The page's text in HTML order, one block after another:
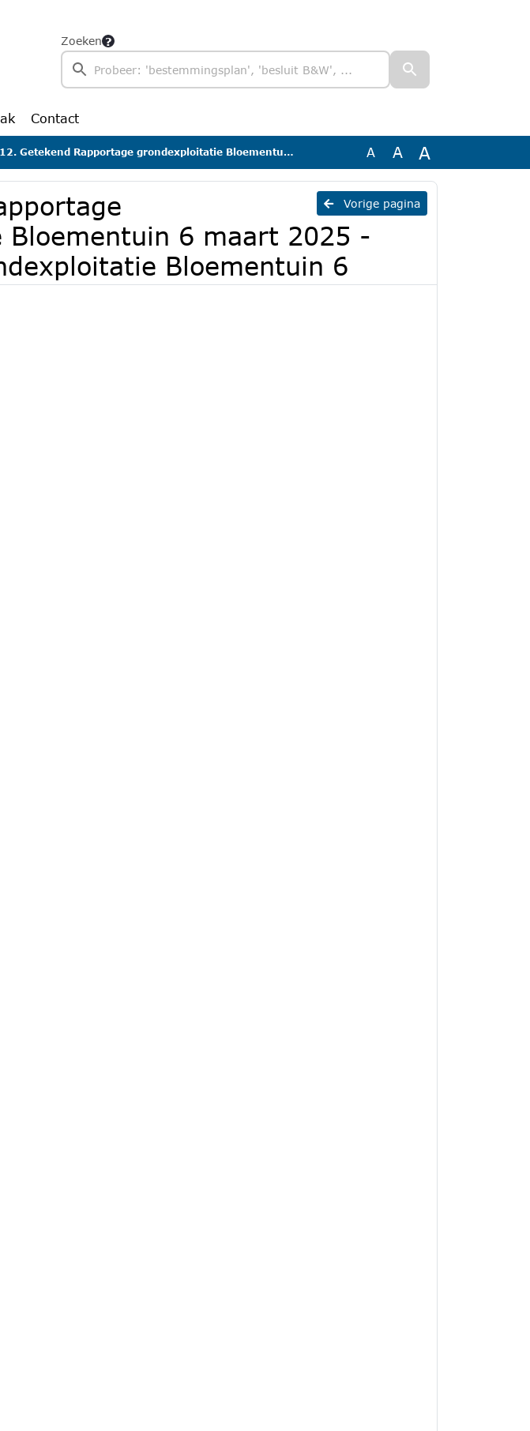
Zoeken
Contact
12. Getekend Rapportage grondexploitatie Bloementuin 6 maart 2025 - Rapportage grondexploitatie Bloementuin 6 A A A
Vorige pagina
6 maart 2025 -
Bloementuin 6